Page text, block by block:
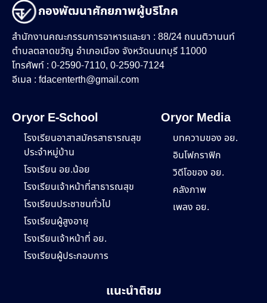
กองพัฒนาศักยภาพผู้บริโภค
สำนักงานคณะกรรมการอาหารและยา : 88/24 ถนนติวานนท์
ตำบลตลาดขวัญ อำเภอเมือง จังหวัดนนทบุรี 11000
โทรศัพท์ : 0-2590-7110, 0-2590-7124
อีเมล : fdacenterth@gmail.com
Oryor E-School
โรงเรียนอาสาสมัครสาธารณสุข
ประจำหมู่บ้าน
โรงเรียน อย.น้อย
โรงเรียนเจ้าหน้าที่สาธารณสุข
โรงเรียนประชาชนทั่วไป
โรงเรียนผู้สูงอายุ
โรงเรียนเจ้าหน้าที่ อย.
โรงเรียนผู้ประกอบการ
Oryor Media
บทความของ อย.
อินโฟกราฟิก
วิดีโอของ อย.
คลังภาพ
เพลง อย.
แนะนำติชม